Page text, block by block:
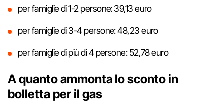
per famiglie di 1-2 persone: 39,13 euro
per famiglie di 3-4 persone: 48,23 euro
per famiglie di più di 4 persone: 52,78 euro
A quanto ammonta lo sconto in
bolletta per il gas